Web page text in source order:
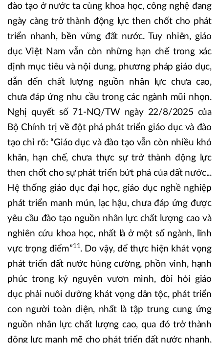
đào tạo ở nước ta cùng khoa học, công nghệ đang
ngày càng trở thành động lực then chốt cho phát
triển nhanh, bền vững đất nước. Tuy nhiên, giáo
dục Việt Nam vẫn còn những hạn chế trong xác
định mục tiêu và nội dung, phương pháp giáo dục,
dẫn đến chất lượng nguồn nhân lực chưa cao,
chưa đáp ứng nhu cầu trong các ngành mũi nhọn.
Nghị quyết số 71-NQ/TW ngày 22/8/2025 của
Bộ Chính trị về đột phá phát triển giáo dục và đào
tạo chỉ rõ: “Giáo dục và đào tạo vẫn còn nhiều khó
khăn, hạn chế, chưa thực sự trở thành động lực
then chốt cho sự phát triển bứt phá của đất nước...
Hệ thống giáo dục đại học, giáo dục nghề nghiệp
phát triển manh mún, lạc hậu, chưa đáp ứng được
yêu cầu đào tạo nguồn nhân lực chất lượng cao và
nghiên cứu khoa học, nhất là ở một số ngành, lĩnh
vực trọng điểm”11 . Do vậy, để thực hiện khát vọng
phát triển đất nước hùng cường, phồn vinh, hạnh
phúc trong kỷ nguyên vươn mình, đòi hỏi giáo
dục phải nuôi dưỡng khát vọng dân tộc, phát triển
con người toàn diện, nhất là tập trung cung ứng
nguồn nhân lực chất lượng cao, qua đó trở thành
động lực mạnh mẽ cho phát triển đất nước nhanh,